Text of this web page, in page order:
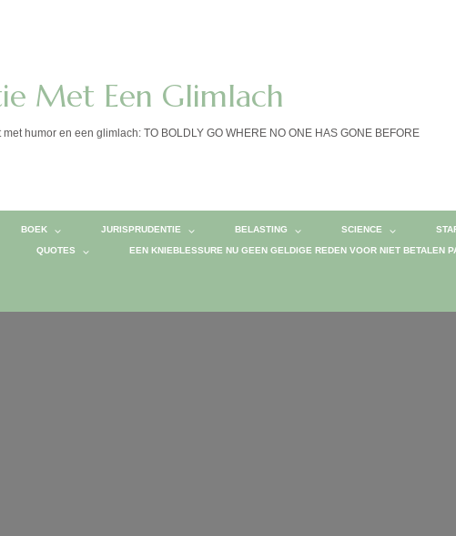
Met Een Glimlach
humor en een glimlach: TO BOLDLY GO WHERE NO ONE HAS GONE BEFORE
BOEK JURISPRUDENTIE BELASTING SCIENCE
QUOTES EEN KNIEBLESSURE NU GEEN GELDIGE REDEN VOOR NIET BETALEN